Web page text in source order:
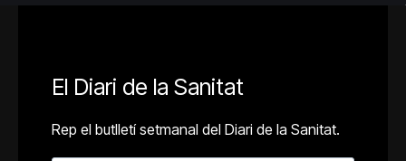
El Diari de la Sanitat
Rep el butlletí setmanal del Diari de la Sanitat.